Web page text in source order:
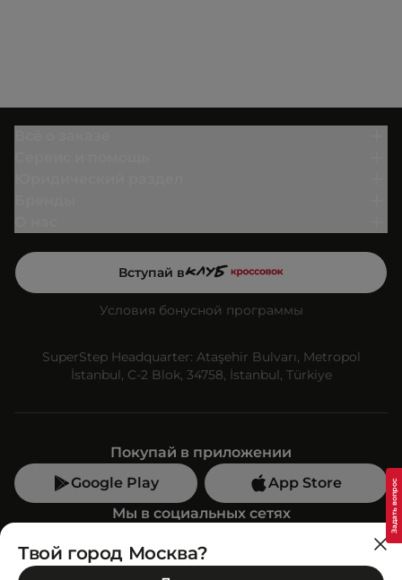
Вступай в
Условия бонусной программы
SuperStep Headquarter: Ataşehir Bulvarı, Metropol
İstanbul, C-2 Blok, 34758, İstanbul, Türkiye
Покупай в приложении
Google Play
App Store
Мы в социальных сетях
Позвони нам
Твой город Москва?